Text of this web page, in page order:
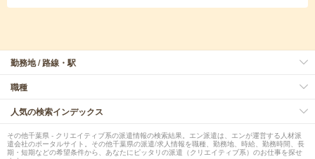
勤務地 / 路線・駅
職種
人気の検索インデックス
その他千葉県 - クリエイティブ系の派遣情報の検索結果。エン派遣は、エンが運営する人材派
遣会社のポータルサイト。その他千葉県の派遣/求人情報を職種、勤務地、時給、勤務時間、長
期・短期などの希望条件から、あなたにピッタリの派遣（クリエイティブ系）のお仕事を探せ